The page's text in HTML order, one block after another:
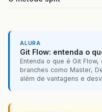
ALURA
Git Flow: entenda o
Entenda o que é Git
branches como Master,
além de vantagens e